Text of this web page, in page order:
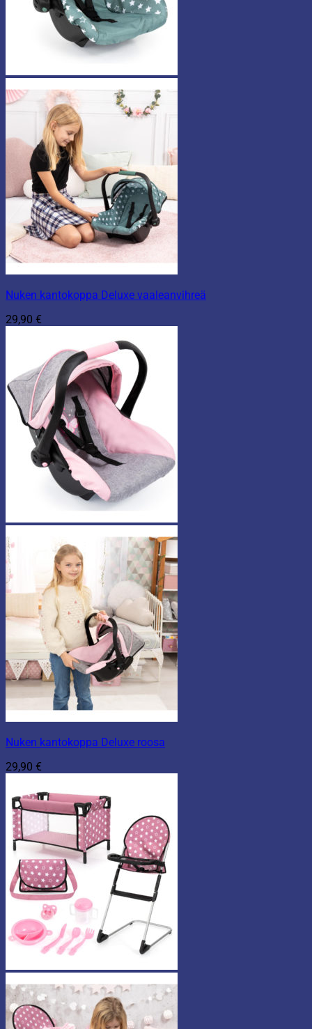
Nuken kantokoppa Deluxe vaaleanvihreä
29,90 €
Nuken kantokoppa Deluxe roosa
29,90 €